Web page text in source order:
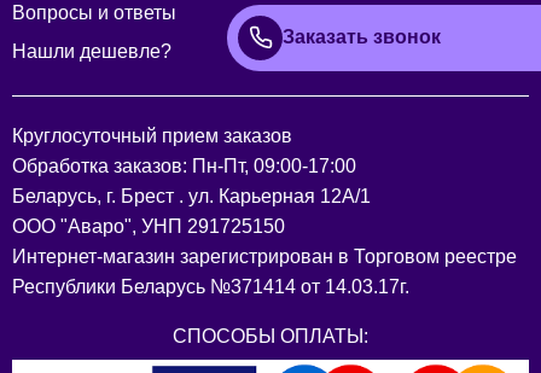
Вопросы и ответы
Нашли дешевле?
Заказать звонок
Круглосуточный прием заказов
Обработка заказов: Пн-Пт, 09:00-17:00
Беларусь, г. Брест . ул. Карьерная 12А/1
ООО "Аваро", УНП 291725150
Интернет-магазин зарегистрирован в Торговом реестре
Республики Беларусь №371414 от 14.03.17г.
СПОСОБЫ ОПЛАТЫ: